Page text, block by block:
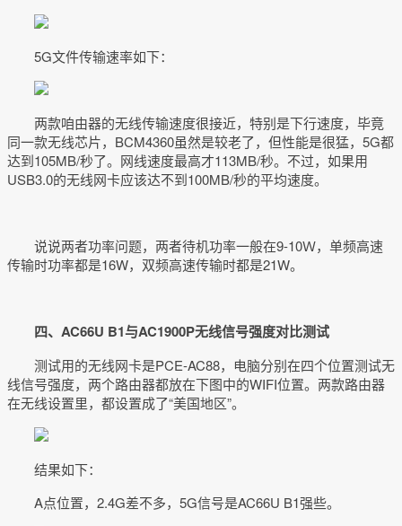
5G文件传输速率如下：
两款咱由器的无线传输速度很接近，特别是下行速度，毕竟
同一款无线芯片，BCM4360虽然是较老了，但性能是很猛，5G都
达到105MB/秒了。网线速度最高才113MB/秒。不过，如果用
USB3.0的无线网卡应该达不到100MB/秒的平均速度。
说说两者功率问题，两者待机功率一般在9-10Ｗ，单频高速
传输时功率都是16W，双频高速传输时都是21W。
四、AC66U B1与AC1900P无线信号强度对比测试
测试用的无线网卡是PCE-AC88，电脑分别在四个位置测试无
线信号强度，两个路由器都放在下图中的WIFI位置。两款路由器
在无线设置里，都设置成了“美国地区”。
结果如下：
A点位置，2.4G差不多，5G信号是AC66U B1强些。